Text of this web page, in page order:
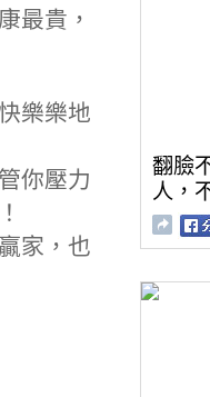
最貴，
樂樂地
你壓力
家，也
翻臉
人，